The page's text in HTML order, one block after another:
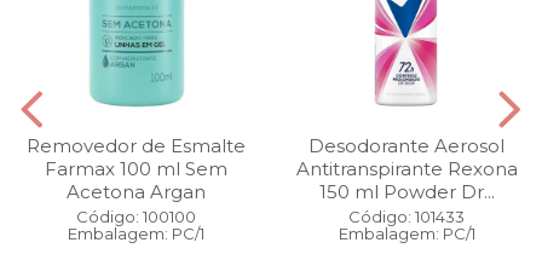
Removedor de Esmalte
Farmax 100 ml Sem
Acetona Argan
Código: 100100
Embalagem: PC/1
Desodorante Aerosol
Antitranspirante Rexona
150 ml Powder Dr...
Código: 101433
Embalagem: PC/1